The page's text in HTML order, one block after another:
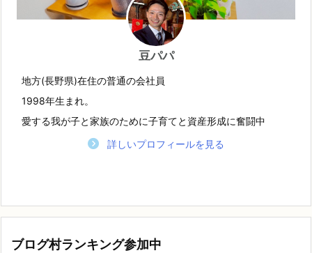
豆パパ
地方(長野県)在住の普通の会社員
1998年生まれ。
愛する我が子と家族のために子育てと資産形成に奮闘中
詳しいプロフィールを見る
ブログ村ランキング参加中